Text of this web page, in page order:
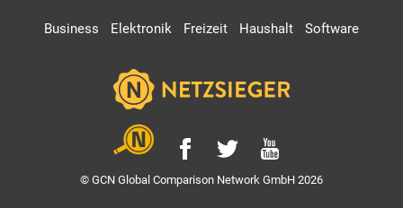
Business Elektronik Freizeit Haushalt Software
© GCN Global Comparison Network GmbH 2026